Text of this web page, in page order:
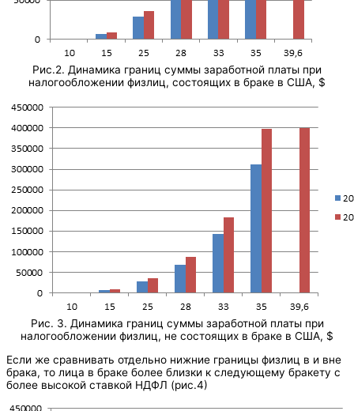
Рис.2. Динамика границ суммы заработной платы при
налогообложении физлиц, состоящих в браке в США, $
Рис. 3. Динамика границ суммы заработной платы при
налогообложении физлиц, не состоящих в браке в США, $
Если же сравнивать отдельно нижние границы физлиц в и вне
брака, то лица в браке более близки к следующему бракету с
более высокой ставкой НДФЛ (рис.4)